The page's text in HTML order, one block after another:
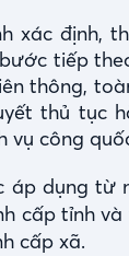
xác định,
tiếp
thông,
thủ tục
vụ công
áp dụng từ
cấp tỉnh
cấp xã.